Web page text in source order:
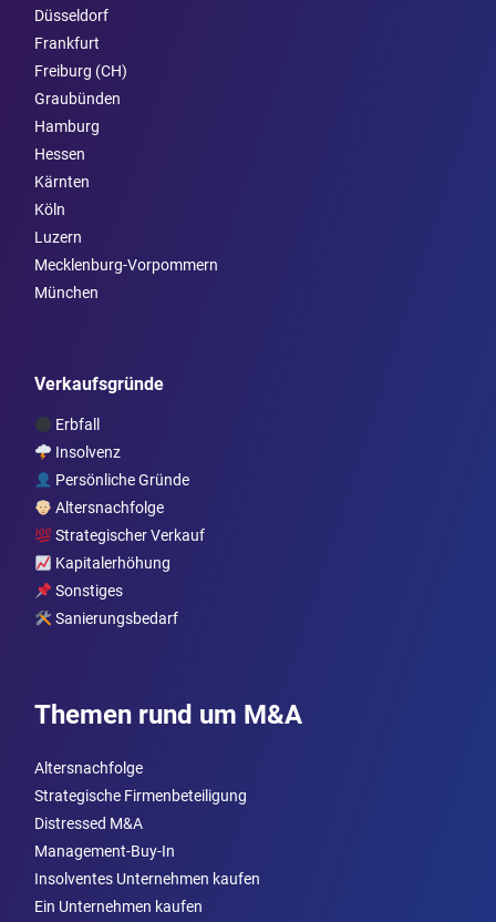
Düsseldorf
Frankfurt
Freiburg (CH)
Graubünden
Hamburg
Hessen
Kärnten
Köln
Luzern
Mecklenburg-Vorpommern
München
Verkaufsgründe
Erbfall
Insolvenz
Persönliche Gründe
Altersnachfolge
Strategischer Verkauf
Kapitalerhöhung
Sonstiges
Sanierungsbedarf
Themen rund um M&A
Altersnachfolge
Strategische Firmenbeteiligung
Distressed M&A
Management-Buy-In
Insolventes Unternehmen kaufen
Ein Unternehmen kaufen